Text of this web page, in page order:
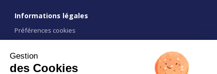
Informations légales
Préférences cookies
CGU